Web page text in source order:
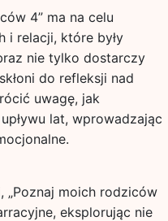
4” ma na celu
i relacji, które były
nie tylko dostarczy
do refleksji nad
uwagę, jak
lat, wprowadzając
„Poznaj moich rodziców
eksplorując nie